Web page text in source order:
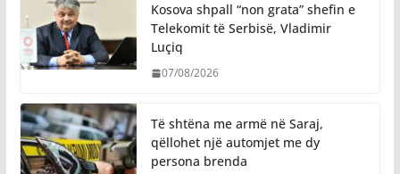
Kosova shpall “non grata” shefin e
Telekomit të Serbisë, Vladimir
Luçiq
07/08/2026
Të shtëna me armë në Saraj,
qëllohet një automjet me dy
persona brenda